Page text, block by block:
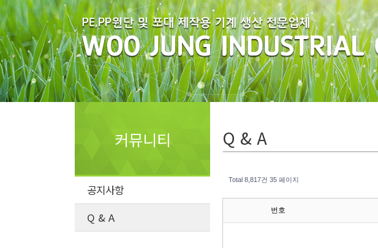
커뮤니티
공지사항
Q & A
Q & A
Total 8,817건 35 페이지
번호